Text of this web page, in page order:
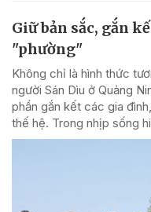
Giữ bản sắc, gắn
"phường"
Không chỉ là hình thức
người Sán Dìu ở Quảng
phần gắn kết các gia
thế hệ. Trong nhịp sống